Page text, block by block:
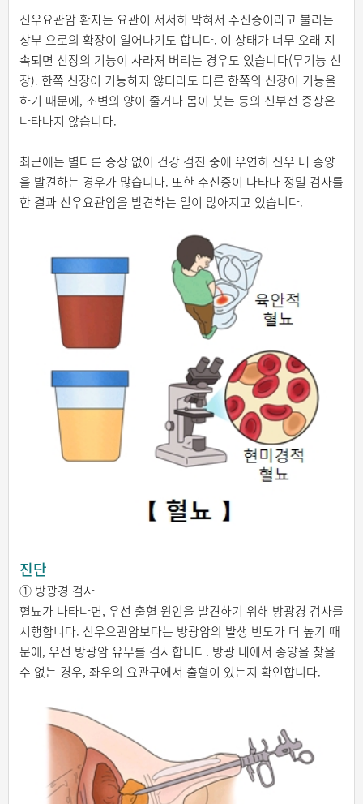
신우요관암 환자는 요관이 서서히 막혀서 수신증이라고 불리는
상부 요로의 확장이 일어나기도 합니다. 이 상태가 너무 오래 지
속되면 신장의 기능이 사라져 버리는 경우도 있습니다(무기능 신
장). 한쪽 신장이 기능하지 않더라도 다른 한쪽의 신장이 기능을
하기 때문에, 소변의 양이 줄거나 몸이 붓는 등의 신부전 증상은
나타나지 않습니다.
최근에는 별다른 증상 없이 건강 검진 중에 우연히 신우 내 종양
을 발견하는 경우가 많습니다. 또한 수신증이 나타나 정밀 검사를
한 결과 신우요관암을 발견하는 일이 많아지고 있습니다.
진단
① 방광경 검사
혈뇨가 나타나면, 우선 출혈 원인을 발견하기 위해 방광경 검사를
시행합니다. 신우요관암보다는 방광암의 발생 빈도가 더 높기 때
문에, 우선 방광암 유무를 검사합니다. 방광 내에서 종양을 찾을
수 없는 경우, 좌우의 요관구에서 출혈이 있는지 확인합니다.